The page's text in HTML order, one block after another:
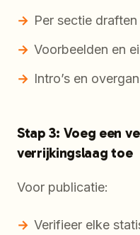
Per sectie draften
Voorbeelden en
Intro’s en
Stap 3: Voeg een
verrijkingslaag toe
Voor publicatie:
Verifieer elke